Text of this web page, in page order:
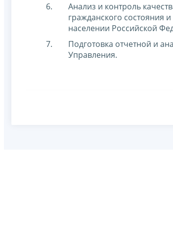
Анализ и контроль
гражданского
населении Российской
Подготовка отчетной и
Управления.